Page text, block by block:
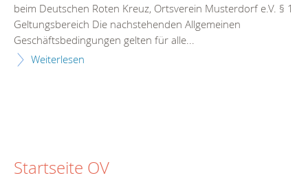
beim Deutschen Roten Kreuz, Ortsverein Musterdorf e.V. § 1
Geltungsbereich Die nachstehenden Allgemeinen
Geschäftsbedingungen gelten für alle...
Weiterlesen
Startseite OV